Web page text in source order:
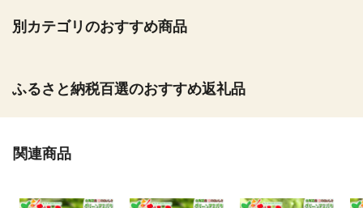
別カテゴリのおすすめ商品
ふるさと納税百選のおすすめ返礼品
関連商品